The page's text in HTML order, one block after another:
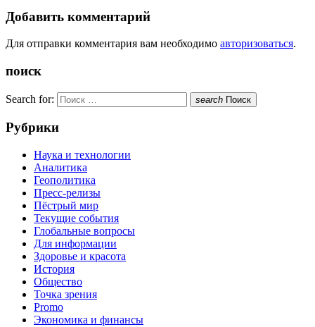
Добавить комментарий
Для отправки комментария вам необходимо авторизоваться.
поиск
Search for: search Поиск
Рубрики
Наука и технологии
Аналитика
Геополитика
Пресс-релизы
Пёстрый мир
Текущие события
Глобальные вопросы
Для информации
Здоровье и красота
История
Общество
Точка зрения
Promo
Экономика и финансы